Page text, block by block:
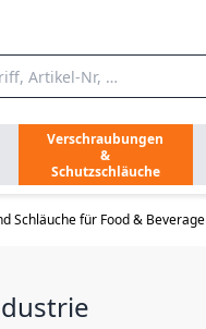
Verschraubungen
&
Schutzschläuche
Schläuche für Food & Beverage